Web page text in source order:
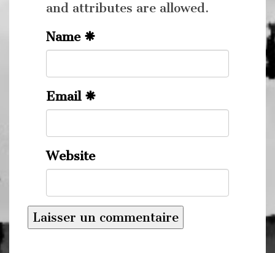
and attributes are allowed.
Name
Email
Website